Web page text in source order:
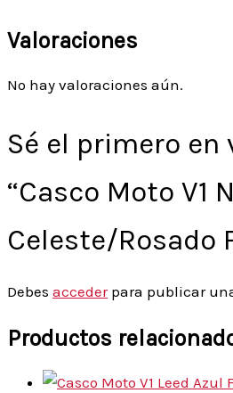
Valoraciones
No hay valoraciones aún.
Sé el primero en
“Casco Moto V1
Celeste/Rosado
Debes accederpara publicar
Productos